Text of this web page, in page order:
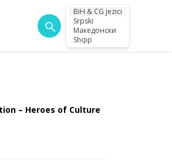
BiH & CG jezici
Srpski
Македонски
Shqip
– Heroes of Culture